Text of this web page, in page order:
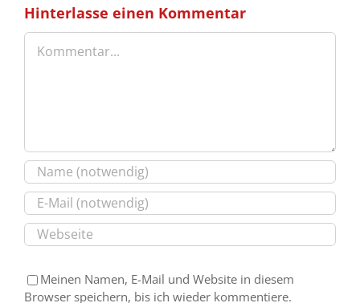
Hinterlasse einen Kommentar
Kommentar
Meinen Namen, E-Mail und Website in diesem
Browser speichern, bis ich wieder kommentiere.